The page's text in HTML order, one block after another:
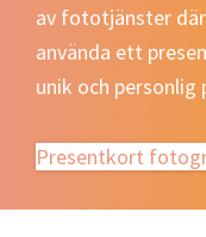
av fototjänster
använda ett
unik och personlig
Presentkort